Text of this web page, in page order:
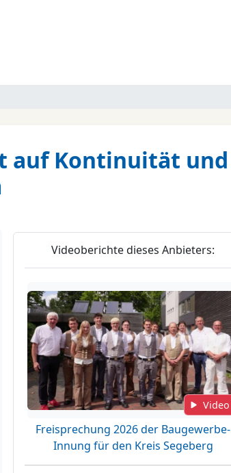
auf Kontinuität und
Videoberichte dieses Anbieters:
Video
Freisprechung 2026 der Baugewerbe-
Innung für den Kreis Segeberg